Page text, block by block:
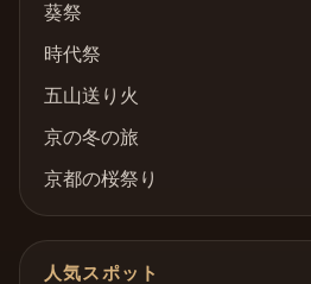
葵祭
時代祭
五山送り火
京の冬の旅
京都の桜祭り
人気スポット